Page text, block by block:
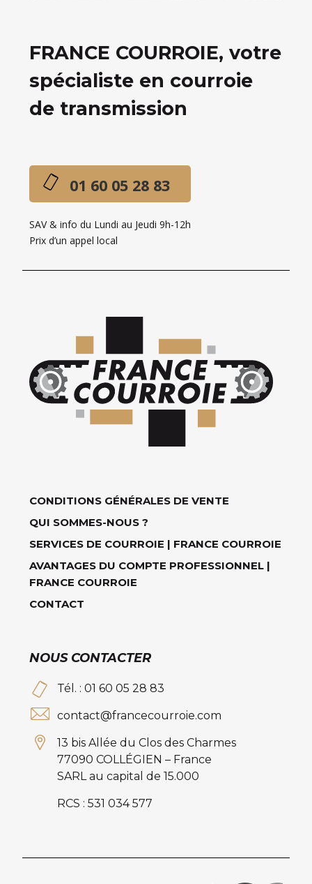
FRANCE COURROIE, votre
spécialiste en courroie
de transmission
01 60 05 28 83
SAV & info du Lundi au Jeudi 9h-12h
Prix d’un appel local
CONDITIONS GÉNÉRALES DE VENTE
QUI SOMMES-NOUS ?
SERVICES DE COURROIE | FRANCE COURROIE
AVANTAGES DU COMPTE PROFESSIONNEL |
FRANCE COURROIE
CONTACT
NOUS CONTACTER
Tél. : 01 60 05 28 83
contact@francecourroie.com
13 bis Allée du Clos des Charmes
77090 COLLÉGIEN – France
SARL au capital de 15.000
RCS : 531 034 577